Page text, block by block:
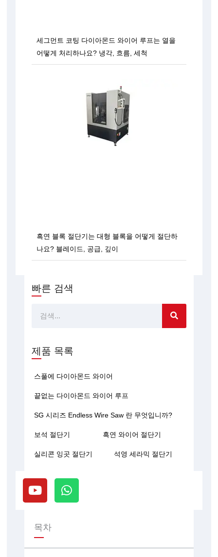
세그먼트 코팅 다이아몬드 와이어 루프는 열을
어떻게 처리하나요? 냉각, 흐름, 세척
흑연 블록 절단기는 대형 블록을 어떻게 절단하
나요? 블레이드, 공급, 깊이
빠른 검색
제품 목록
스풀에 다이아몬드 와이어
끝없는 다이아몬드 와이어 루프
SG 시리즈 Endless Wire Saw 란 무엇입니까?
보석 절단기 흑연 와이어 절단기
실리콘 잉곳 절단기 석영 세라믹 절단기
유
튜
브
W
h
a
p
목차